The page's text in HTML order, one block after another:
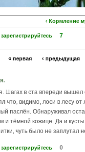
‹ Кормление
зарегистрируйтесь 7
« первая ‹ предыдущая
Шагах в ста впереди
что, видимо, лоси в лесу
паслён. Обнаруживал
и тёмной кожице. Да и
чуть было не заплутал
зарегистрируйтесь 0